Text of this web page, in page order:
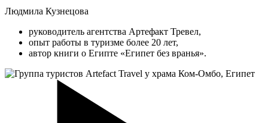
Людмила Кузнецова
руководитель агентства Артефакт Тревел,
опыт работы в туризме более 20 лет,
автор книги о Египте «Египет без вранья».